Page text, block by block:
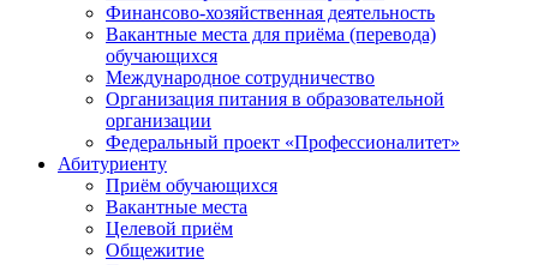
Финансово-хозяйственная деятельность
Вакантные места для приёма (перевода)
обучающихся
Международное сотрудничество
Организация питания в образовательной
организации
Федеральный проект «Профессионалитет»
Абитуриенту
Приём обучающихся
Вакантные места
Целевой приём
Общежитие